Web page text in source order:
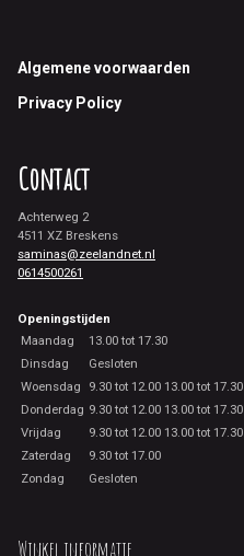
Footer
Algemene voorwaarden
Privacy Policy
Contact
Achterweg 2
4511 XZ Breskens
saminas@zeelandnet.nl
0614500261
Openingstijden
Maandag
13.00 tot 17.30
Dinsdag
Gesloten
Woensdag
9.30 tot 12.00 13.00 tot 17.30
Donderdag 9.30 tot 12.00 13.00 tot 17.30
Vrijdag
9.30 tot 12.00 13.00 tot 17.30
Zaterdag
9.30 tot 17.00
Zondag
Gesloten
Winkel informatie